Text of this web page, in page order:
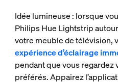
Idée lumineuse : lorsque
Philips Hue Lightstrip
votre meuble de télévision,
expérience d’éclairage
pendant que vous regardez
préférés. Appairez